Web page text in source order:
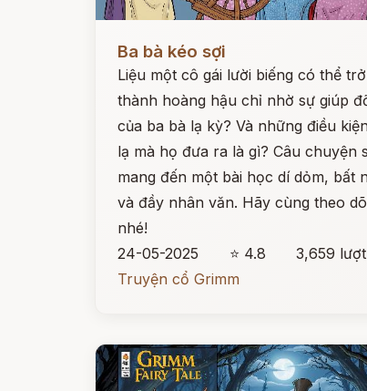
Ba bà kéo sợi
Liệu một cô gái lười biếng có thể trở
thành hoàng hậu chỉ nhờ sự giúp
của ba bà lạ kỳ? Và những điều
lạ mà họ đưa ra là gì? Câu chuyện
mang đến một bài học dí dỏm, bất
và đầy nhân văn. Hãy cùng theo
nhé!
24-05-2025
⭐ 4.8
3,659
Truyện cổ Grimm